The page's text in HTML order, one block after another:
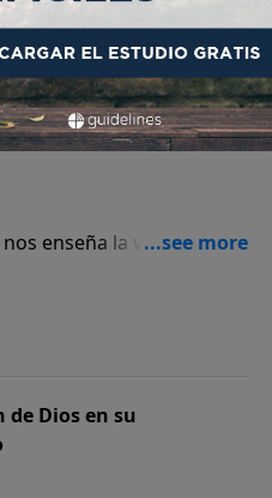
y aplicar las
enseña la verdad, sino
y guía nuestra vida.
de Dios en su